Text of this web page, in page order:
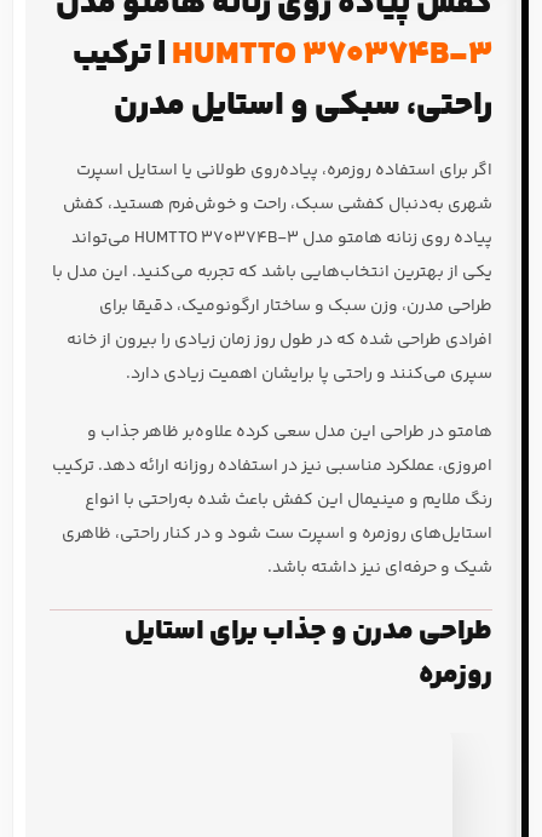
HUMTTO 370374B-3| ترکیب
راحتی، سبکی و استایل مدرن
اگر برای استفاده روزمره، پیاده‌روی طولانی یا استایل اسپرت
شهری به‌دنبال کفشی سبک، راحت و خوش‌فرم هستید، کفش
پیاده روی زنانه هامتو مدل HUMTTO 370374B-3 می‌تواند
یکی از بهترین انتخاب‌هایی باشد که تجربه می‌کنید. این مدل با
طراحی مدرن، وزن سبک و ساختار ارگونومیک، دقیقا برای
افرادی طراحی شده که در طول روز زمان زیادی را بیرون از خانه
سپری می‌کنند و راحتی پا برایشان اهمیت زیادی دارد.
هامتو در طراحی این مدل سعی کرده علاوه‌بر ظاهر جذاب و
امروزی، عملکرد مناسبی نیز در استفاده روزانه ارائه دهد. ترکیب
رنگ ملایم و مینیمال این کفش باعث شده به‌راحتی با انواع
استایل‌های روزمره و اسپرت ست شود و در کنار راحتی، ظاهری
شیک و حرفه‌ای نیز داشته باشد.
طراحی مدرن و جذاب برای استایل
روزمره